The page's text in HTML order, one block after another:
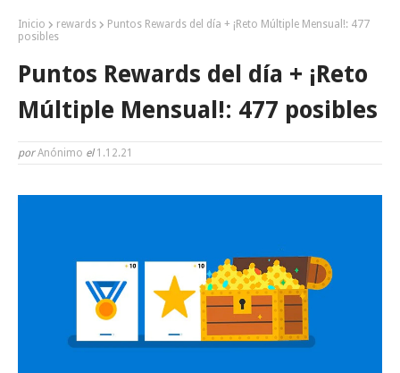
Inicio rewards
Puntos Rewards del día + ¡Reto Múltiple Mensual!: 477
posibles
Puntos Rewards del día + ¡Reto
Múltiple Mensual!: 477 posibles
por Anónimo el1.12.21